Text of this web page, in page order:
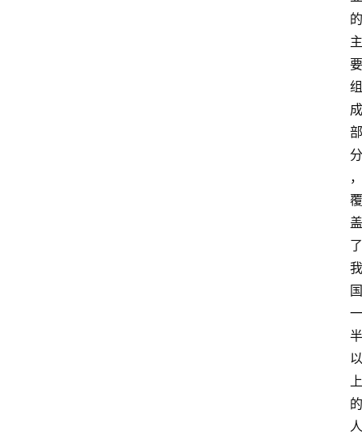
的
主
要
组
成
部
分
，
覆
盖
了
我
国
一
半
以
上
的
人